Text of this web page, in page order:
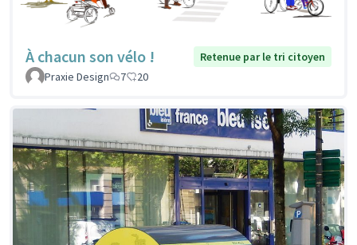
À chacun son vélo !
Retenue par le tri citoyen
Praxie Design
7 20